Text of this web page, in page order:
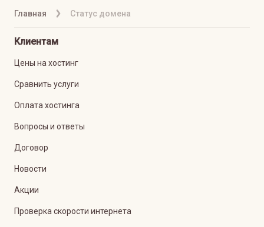
Главная Статус домена
Клиентам
Цены на хостинг
Сравнить услуги
Оплата хостинга
Вопросы и ответы
Договор
Новости
Акции
Проверка скорости интернета